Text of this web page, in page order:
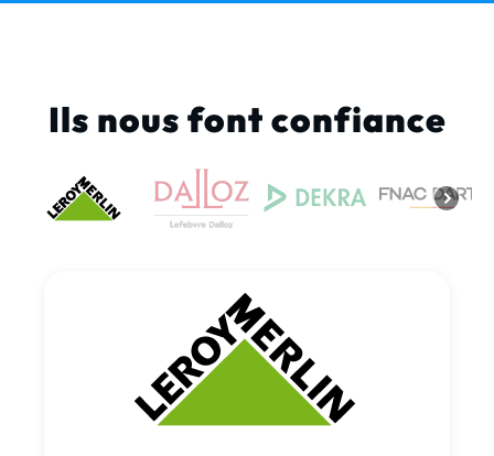
Ils nous font confiance